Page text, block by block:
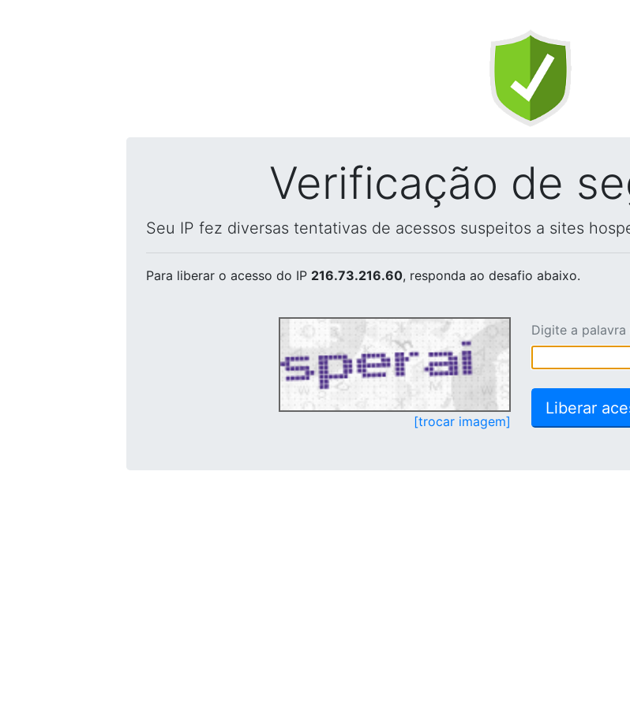
Verificação de
Seu IP fez diversas tentativas de acessos suspeitos a sites
Para liberar o acesso do IP 216.73.216.60, responda ao desafio abaixo.
[trocar imagem]
Digite a